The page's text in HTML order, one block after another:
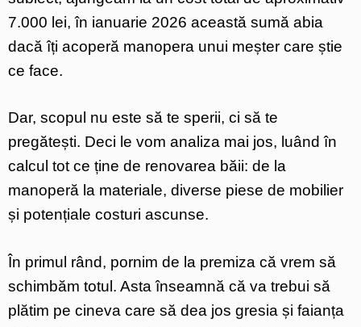
7.000 lei, în ianuarie 2026 această sumă abia
dacă îți acoperă manopera unui meșter care știe
ce face.
Dar, scopul nu este să te sperii, ci să te
pregătești. Deci le vom analiza mai jos, luând în
calcul tot ce ține de renovarea băii: de la
manoperă la materiale, diverse piese de mobilier
și potențiale costuri ascunse.
În primul rând, pornim de la premiza că vrem să
schimbăm totul. Asta înseamnă că va trebui să
plătim pe cineva care să dea jos gresia și faianța